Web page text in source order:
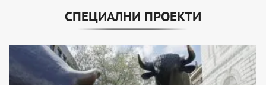
СПЕЦИАЛНИ ПРОЕКТИ